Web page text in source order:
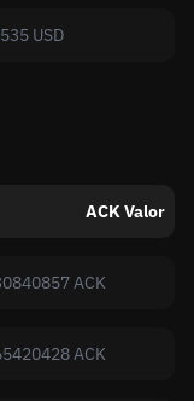
USD
ACK Valor
ACK
ACK